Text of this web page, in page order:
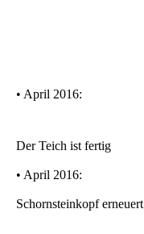
• April 2016:
Der Teich ist fertig
• April 2016:
Schornsteinkopf erneuert